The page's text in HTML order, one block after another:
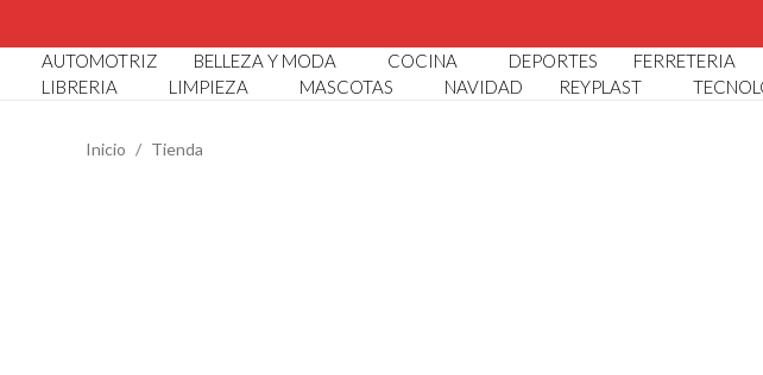
AUTOMOTRIZ BELLEZA Y MODA COCINA DEPORTES FERRETERIA
LIBRERIA
LIMPIEZA MASCOTAS NAVIDAD REYPLAST
SUGERENCIAS
Inicio Tienda